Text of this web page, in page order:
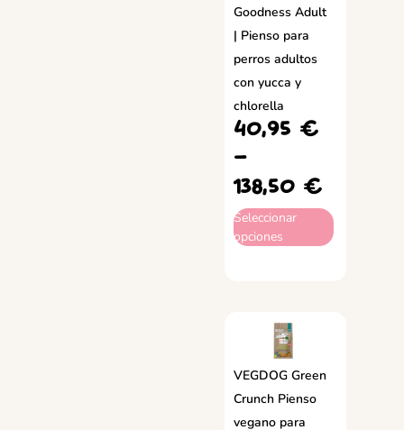
Goodness Adult
| Pienso para
perros adultos
con yucca y
chlorella
40,95 €
-
138,50 €
Seleccionar
opciones
VEGDOG Green
Crunch Pienso
vegano para